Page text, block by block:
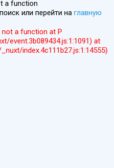
a function
или перейти на главную
not a function at P
event.3b089434.js:1:1091) at
index.4c111b27.js:1:14555)